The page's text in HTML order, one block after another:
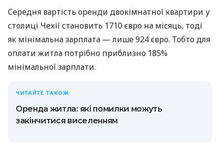
Середня вартість оренди двокімнатної квартири у
столиці Чехії становить 1710 євро на місяць, тоді
як мінімальна зарплата — лише 924 євро. Тобто для
оплати житла потрібно приблизно 185%
мінімальної зарплати.
ЧИТАЙТЕ ТАКОЖ
Оренда житла: які помилки можуть
закінчитися виселенням